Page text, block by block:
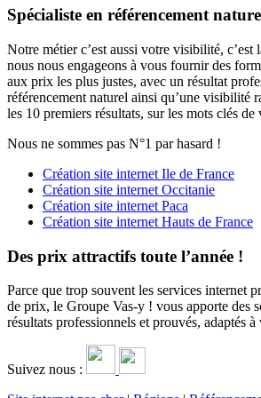
Spécialiste en référencement
Notre métier c’est aussi votre visibilité, c’est
nous nous engageons à vous fournir des
aux prix les plus justes, avec un résultat
référencement naturel ainsi qu’une visibilité
les 10 premiers résultats, sur les mots clés
Nous ne sommes pas N°1 par hasard !
Création site internet Ile de France
Création site internet Occitanie
Création site internet Paca
Création site internet Hauts de France
Des prix attractifs toute l’année !
Parce que trop souvent les services internet
de prix, le Groupe Vas-y ! vous apporte des
résultats professionnels et prouvés, adaptés
Suivez nous :